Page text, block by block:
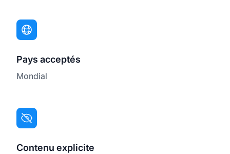
Pays acceptés
Mondial
Contenu explicite